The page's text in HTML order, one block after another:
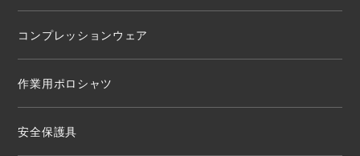
コンプレッションウェア
作業用ポロシャツ
安全保護具